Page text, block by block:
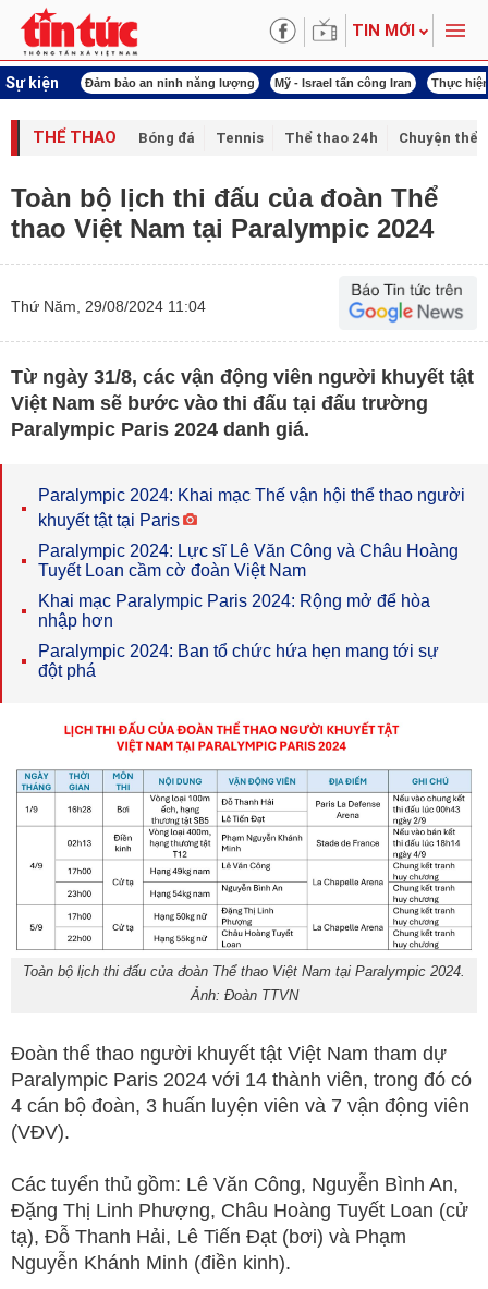
TIN MỚI
Sự kiện
khóa XVI Đảm bảo an ninh năng lượng Mỹ - Israel tấn công Iran Thực
THỂ THAO Bóng đá Tennis Thể thao 24h Chuyện thể
Toàn bộ lịch thi đấu của đoàn Thể
thao Việt Nam tại Paralympic 2024
Thứ Năm, 29/08/2024 11:04
Từ ngày 31/8, các vận động viên người khuyết tật
Việt Nam sẽ bước vào thi đấu tại đấu trường
Paralympic Paris 2024 danh giá.
Paralympic 2024: Khai mạc Thế vận hội thể thao người
khuyết tật tại Paris
Paralympic 2024: Lực sĩ Lê Văn Công và Châu Hoàng
Tuyết Loan cầm cờ đoàn Việt Nam
Khai mạc Paralympic Paris 2024: Rộng mở để hòa
nhập hơn
Paralympic 2024: Ban tổ chức hứa hẹn mang tới sự
đột phá
Toàn bộ lịch thi đấu của đoàn Thể thao Việt Nam tại Paralympic 2024.
Ảnh: Đoàn TTVN
Đoàn thể thao người khuyết tật Việt Nam tham dự
Paralympic Paris 2024 với 14 thành viên, trong đó có
4 cán bộ đoàn, 3 huấn luyện viên và 7 vận động viên
(VĐV).
Các tuyển thủ gồm: Lê Văn Công, Nguyễn Bình An,
Đặng Thị Linh Phượng, Châu Hoàng Tuyết Loan (cử
tạ), Đỗ Thanh Hải, Lê Tiến Đạt (bơi) và Phạm
Nguyễn Khánh Minh (điền kinh).